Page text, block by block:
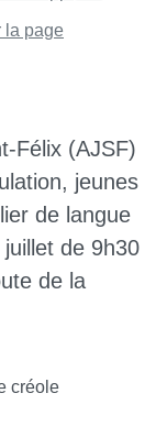
la page
Félix (AJSF)
jeunes
de langue
de 9h30
de la
créole